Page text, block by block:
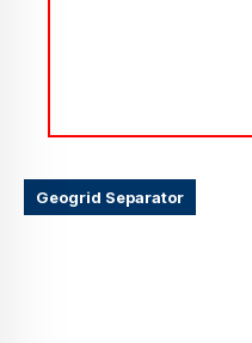
Geogrid Separator